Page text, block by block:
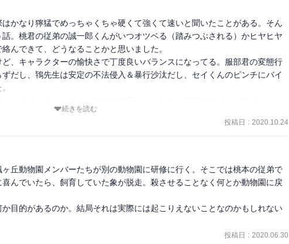
マニア。五割は動物バカ。現代の飼育員は明るさ、朗らかさ、トーク力、
能力や研究する能力も。厳しい･･･
。
の彼氏。
々しい雑誌。北村や平尾真琴がいる。
／じんどうせいやく】鴇先生が以前勤めていた研究所。
うケースの方が多いのだ。》モモンガp.196
気なのでたぶん、お金持ちでないと飼えない。
ている。いつもへりくだって騒いでいる。桃くんにだけは態度がデカい。
恵がコンタクトをとっていたらしい。普段は銀縁メガネでクールな態度だ
馬根性丸出しの記者モードになる。
を盗んだ。
る遊園地。あまり盛況ではない。カピバラの飼育では実績がある。
ートの隣室の住人。大柄でメガネ。
似ている。
かなり獰猛でめっちゃくちゃ硬くて強くて速いと聞いたことがある。そん
。桃君の従弟の誠一郎くんがいつオツベる（踏みつぶされる）かヒヤヒヤ
んできて、どうなることかと思いました。
、キャラクターの愉快さで丁度良いバランスになってる。服部君の変態行
だし、鴇先生は安定の不法侵入＆暴行沙汰だし、セイくんのピンチにバイ
か？続きも楽しみです。
いあとがきが面白い（笑）
続きを読む
投稿日 : 2020.10.24
ヶ丘動物園メンバーたちが別の動物園に研修に行く。そこでは桃本の従弟で
んでいたら、飼育していた象が脱走。殺させることなく何とか動物園に戻
目的があるのか。結局それは実際には起こりえないことなのかもしれない
投稿日 : 2020.06.30